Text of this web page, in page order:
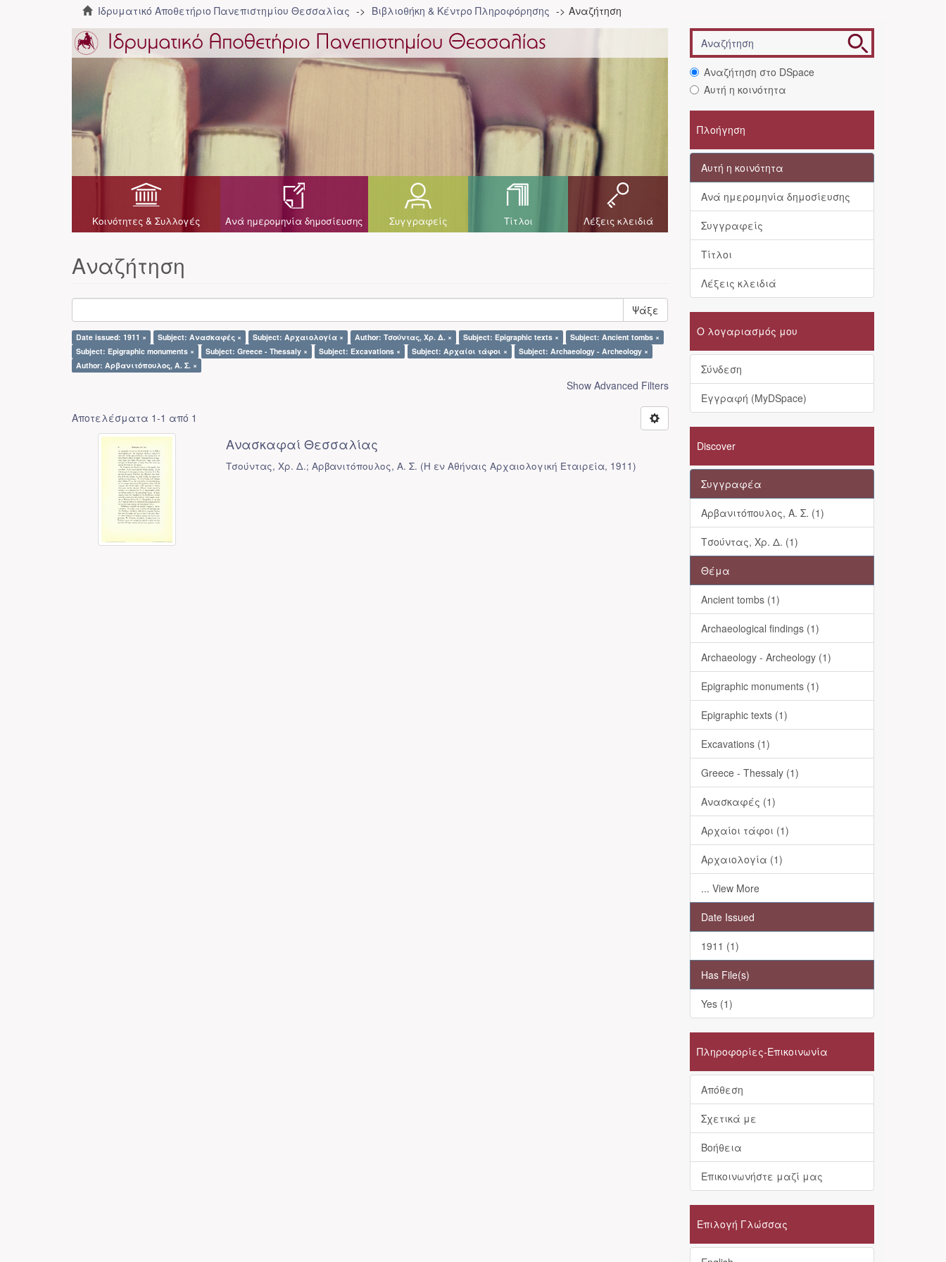
Ιδρυματικό Αποθετήριο Πανεπιστημίου Θεσσαλίας Βιβλιοθήκη & Κέντρο Πληροφόρησης Αναζήτηση
Κοινότητες & Συλλογές Ανά ημερομηνία δημοσίευσης Συγγραφείς Τίτλοι Λέξεις κλειδιά
Αναζήτηση
Ψάξε
Date issued: 1911 × Subject: Ανασκαφές × Subject: Αρχαιολογία × Author: Τσούντας, Χρ. Δ. × Subject: Epigraphic texts ×
Subject: Ancient tombs ×
Subject: Epigraphic monuments ×
Subject: Greece - Thessaly × Subject: Excavations × Subject: Αρχαίοι τάφοι ×
Subject: Archaeology - Archeology ×
Author: Αρβανιτόπουλος, Α. Σ. ×
Show Advanced Filters
Αποτελέσματα 1-1 από 1
Ανασκαφαί Θεσσαλίας
Τσούντας, Χρ. Δ.; Αρβανιτόπουλος, Α. Σ. (Η εν Αθήναις Αρχαιολογική Εταιρεία, 1911)
Αναζήτηση στο DSpace
Αυτή η κοινότητα
Πλοήγηση
Αυτή η κοινότητα
Ανά ημερομηνία δημοσίευσης
Συγγραφείς
Τίτλοι
Λέξεις κλειδιά
Ο λογαριασμός μου
Σύνδεση
Εγγραφή (MyDSpace)
Discover
Συγγραφέα
Αρβανιτόπουλος, Α. Σ. (1)
Τσούντας, Χρ. Δ. (1)
Θέμα
Ancient tombs (1)
Archaeological findings (1)
Archaeology - Archeology (1)
Epigraphic monuments (1)
Epigraphic texts (1)
Excavations (1)
Greece - Thessaly (1)
Ανασκαφές (1)
Αρχαίοι τάφοι (1)
Αρχαιολογία (1)
... View More
Date Issued
1911 (1)
Has File(s)
Yes (1)
Πληροφορίες-Επικοινωνία
Απόθεση
Σχετικά με
Βοήθεια
Επικοινωνήστε μαζί μας
Επιλογή Γλώσσας